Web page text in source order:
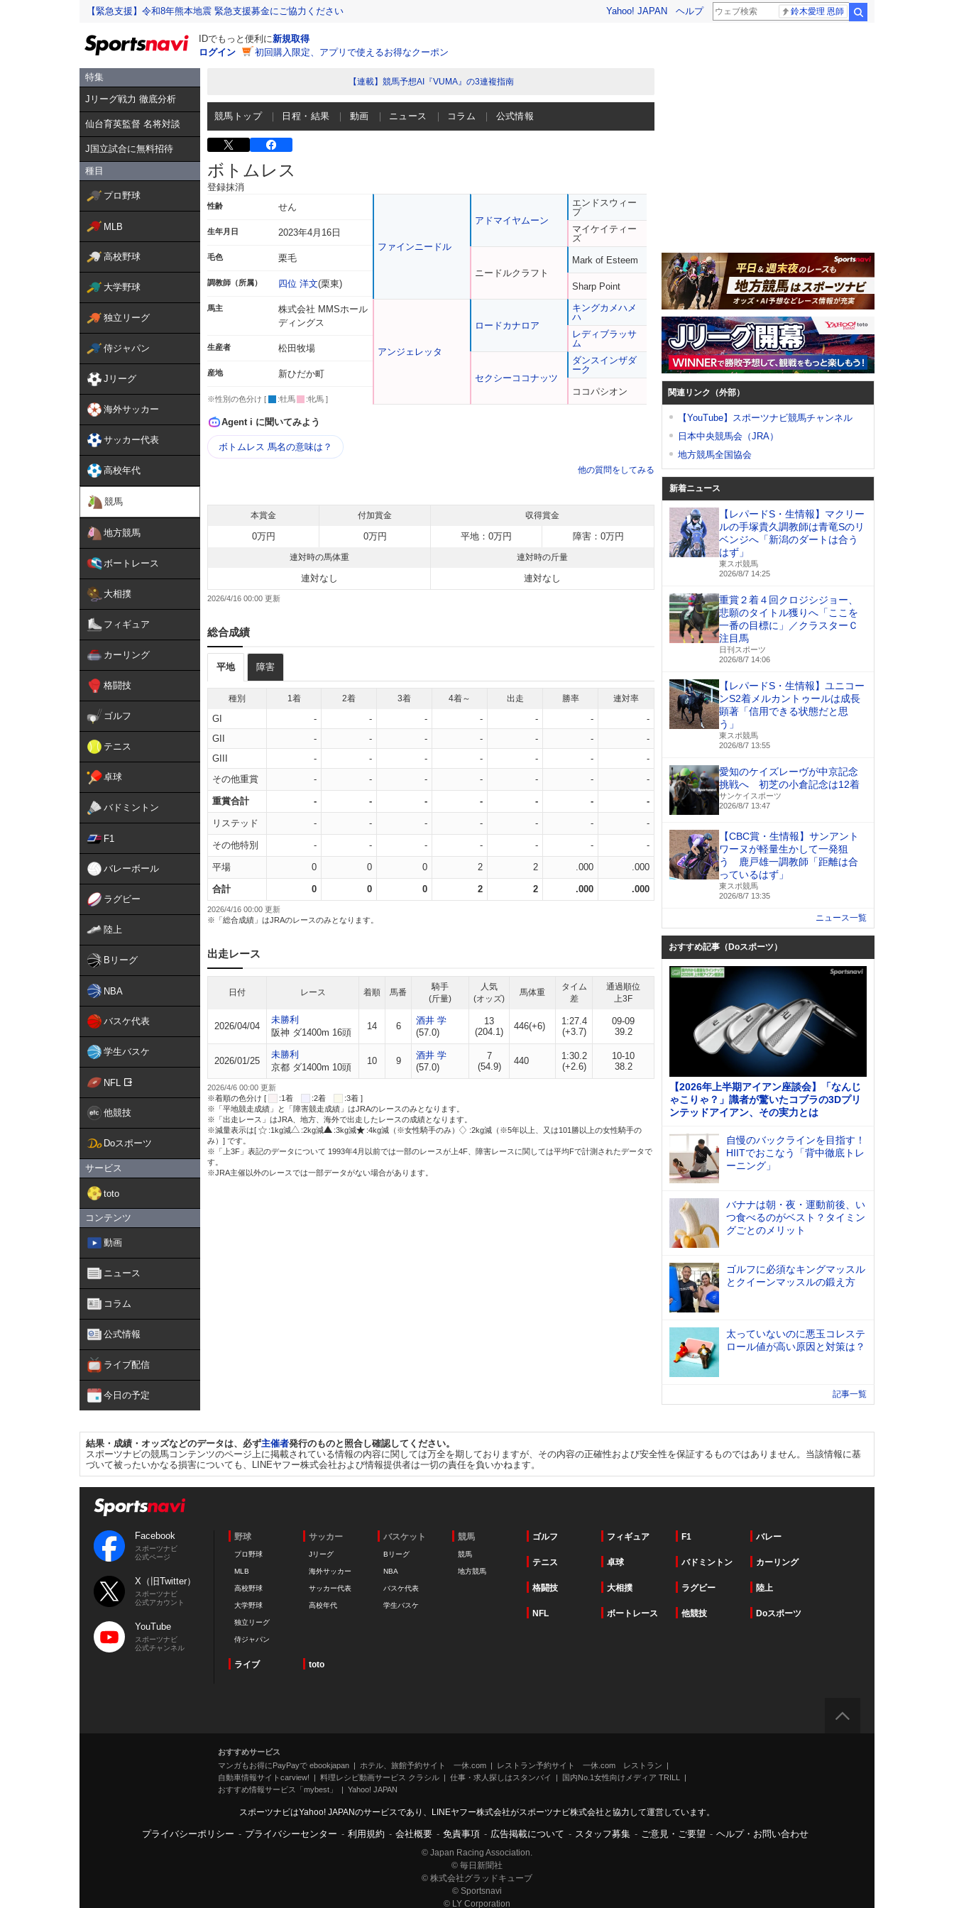
【緊急支援】令和8年熊本地震 緊急支援募金にご協力ください Yahoo! JAPAN ヘルプ 鈴木愛理 恩師
IDでもっと便利に新規取得
ログイン
初回購入限定、アプリで使えるお得なクーポン
特集
Jリーグ戦力 徹底分析
仙台育英監督 名将対談
J国立試合に無料招待
種目
プロ野球
MLB
高校野球
大学野球
独立リーグ
侍ジャパン
Jリーグ
海外サッカー
サッカー代表
高校年代
競馬
地方競馬
ボートレース
大相撲
フィギュア
カーリング
格闘技
ゴルフ
テニス
卓球
バドミントン
F1
バレーボール
ラグビー
陸上
Bリーグ
NBA
バスケ代表
学生バスケ
NFL
他競技
Doスポーツ
サービス
toto
コンテンツ
動画
ニュース
コラム
公式情報
ライブ配信
今日の予定
【連載】競馬予想AI『VUMA』の3連複指南
競馬トップ 日程・結果 動画 ニュース コラム 公式情報
ボトムレス
登録抹消
性齢 せん
生年月日 2023年4月16日
毛色 栗毛
調教師（所属） 四位 洋文(栗東)
馬主
株式会社 MMSホール
ディングス
生産者 松田牧場
産地 新ひだか町
※性別の色分け [ :牡馬 :牝馬 ]
ファインニードル
アンジェレッタ
アドマイヤムーン
ニードルクラフト
ロードカナロア
セクシーココナッツ
エンドスウィー
プ
マイケイティー
ズ
Mark of Esteem
Sharp Point
キングカメハメ
ハ
レディブラッサ
ム
ダンスインザダ
ーク
ココパシオン
Agent i に聞いてみよう
ボトムレス 馬名の意味は？
他の質問をしてみる
本賞金 付加賞金 収得賞金
0万円 0万円 平地：0万円 障害：0万円
連対時の馬体重 連対時の斤量
連対なし 連対なし
2026/4/16 00:00
総合成績
平地 障害
種別 1着 2着 3着 4着～ 出走 勝率 連対率
GI - - - - - -
-
GII
- - - - - -
-
GIII
- - - - - -
-
その他重賞
- - - - - - -
重賞合計 - - - - - - -
リステッド - - - - - - -
その他特別 - - - - - - -
平場 0 0 0 2 2 .000 .000
合計 0 0 0 2 2 .000 .000
2026/4/16 00:00 更新
※「総合成績」はJRAのレースのみとなります。
出走レース
日付 レース 着順 馬番
騎手
(斤量)
人気
(オッズ)
馬体重
タイム
差
通過順位
上3F
2026/04/04
未勝利
阪神 ダ1400m 16頭
14 6
酒井 学
(57.0)
13
(204.1)
446(+6)
1:27.4
(+3.7)
09-09
39.2
2026/01/25
未勝利
京都 ダ1400m 10頭
10 9
酒井 学
(57.0)
7
(54.9)
440
1:30.2
(+2.6)
10-10
38.2
2026/4/6 00:00 更新
※着順の色分け [
:1着 :2着
:3着 ]
※「平地競走成績」と「障害競走成績」はJRAのレースのみとなります。
※「出走レース」はJRA、地方、海外で出走したレースの成績となります。
※減量表示は[
:1kg減 :2kg減 :3kg減 :4kg減（※女性騎手のみ）
:2kg減（※5年以上、又は101勝以上の女性騎手の
み）] です。
※「上3F」表記のデータについて 1993年4月以前では一部のレースが上4F、障害レースに関しては平均Fで計測されたデータで
す。
※JRA主催以外のレースでは一部データがない場合があります。
関連リンク（外部）
【YouTube】スポーツナビ競馬チャンネル
日本中央競馬会（JRA）
地方競馬全国協会
新着ニュース
【レパードS・生情報】マクリー
ルの手塚貴久調教師は青竜Sのリ
ベンジへ「新潟のダートは合う
はず」
東スポ競馬
2026/8/7 14:25
重賞２着４回クロジシジョー、
悲願のタイトル獲りへ「ここを
一番の目標に」／クラスターＣ
注目馬
日刊スポーツ
2026/8/7 14:06
【レパードS・生情報】ユニコー
ンS2着メルカントゥールは成長
顕著「信用できる状態だと思
う」
東スポ競馬
2026/8/7 13:55
愛知のケイズレーヴが中京記念
挑戦へ 初芝の小倉記念は12着
サンケイスポーツ
2026/8/7 13:47
【CBC賞・生情報】サンアント
ワーヌが軽量生かして一発狙
う 鹿戸雄一調教師「距離は合
っているはず」
東スポ競馬
2026/8/7 13:35
ニュース一覧
おすすめ記事（Doスポーツ）
【2026年上半期アイアン座談会】「なんじ
ゃこりゃ？」識者が驚いたコブラの3Dプリ
ンテッドアイアン、その実力とは
自慢のバックラインを目指す！
HIITでおこなう「背中徹底トレ
ーニング」
バナナは朝・夜・運動前後、い
つ食べるのがベスト？タイミン
グごとのメリット
ゴルフに必須なキングマッスル
とクイーンマッスルの鍛え方
太っていないのに悪玉コレステ
ロール値が高い原因と対策は？
記事一覧
結果・成績・オッズなどのデータは、必ず主催者発行のものと照合し確認してください。
スポーツナビの競馬コンテンツのページ上に掲載されている情報の内容に関しては万全を期しておりますが、その内容の正確性および安全性を保証するものではありません。当該情報に基
づいて被ったいかなる損害についても、LINEヤフー株式会社および情報提供者は一切の責任を負いかねます。
Facebook
スポーツナビ
公式ページ
X（旧Twitter）
スポーツナビ
公式アカウント
YouTube
スポーツナビ
公式チャンネル
野球
プロ野球
MLB
高校野球
大学野球
独立リーグ
侍ジャパン
サッカー
Jリーグ
海外サッカー
サッカー代表
高校年代
バスケット
Bリーグ
NBA
バスケ代表
学生バスケ
競馬
競馬
地方競馬
ゴルフ フィギュア F1 バレー
テニス 卓球 バドミントン カーリング
格闘技 大相撲 ラグビー 陸上
NFL ボートレース 他競技 Doスポーツ
ライブ toto
おすすめサービス
マンガもお得にPayPayで ebookjapan
ホテル、旅館予約サイト 一休.com
レストラン予約サイト 一休.com レストラン
自動車情報サイトcarview!
料理レシピ動画サービス クラシル 仕事・求人探しはスタンバイ
国内No.1女性向けメディア TRILL
おすすめ情報サービス「mybest」
Yahoo! JAPAN
スポーツナビはYahoo! JAPANのサービスであり、LINEヤフー株式会社がスポーツナビ株式会社と協力して運営しています。
プライバシーポリシー - プライバシーセンター - 利用規約 - 会社概要 - 免責事項 - 広告掲載について - スタッフ募集 - ご意見・ご要望 - ヘルプ・お問い合わせ
© Japan Racing Association.
© 毎日新聞社
© 株式会社グラッドキューブ
© Sportsnavi
© LY Corporation